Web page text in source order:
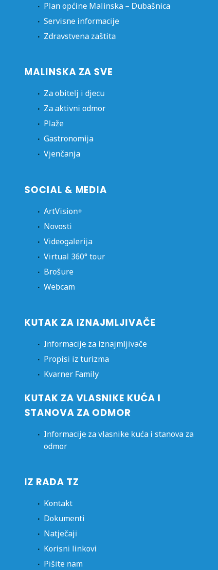
Plan općine Malinska – Dubašnica
Servisne informacije
Zdravstvena zaštita
MALINSKA ZA SVE
Za obitelj i djecu
Za aktivni odmor
Plaže
Gastronomija
Vjenčanja
SOCIAL & MEDIA
ArtVision+
Novosti
Videogalerija
Virtual 360° tour
Brošure
Webcam
KUTAK ZA IZNAJMLJIVAČE
Informacije za iznajmljivače
Propisi iz turizma
Kvarner Family
KUTAK ZA VLASNIKE KUĆA I
STANOVA ZA ODMOR
Informacije za vlasnike kuća i stanova za
odmor
IZ RADA TZ
Kontakt
Dokumenti
Natječaji
Korisni linkovi
Pišite nam